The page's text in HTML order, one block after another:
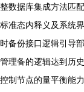
整数据库集成方法匹
标准态内释义及系统
时备份接口逻辑引导
管理备的逻辑达到历
控制节点的量平衡能